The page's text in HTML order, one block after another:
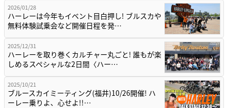
2026/01/28
ハーレーは今年もイベント目白押し! ブルスカや
無料体験試乗会など開催日程を発…
2025/12/31
ハーレーを取り巻くカルチャー丸ごと! 誰もが楽
しめるスペシャルな2日間〈ハー…
2025/10/21
ブルースカイミーティング(福井)10/26開催! ハ
ーレー乗りよ、心せよ!!…